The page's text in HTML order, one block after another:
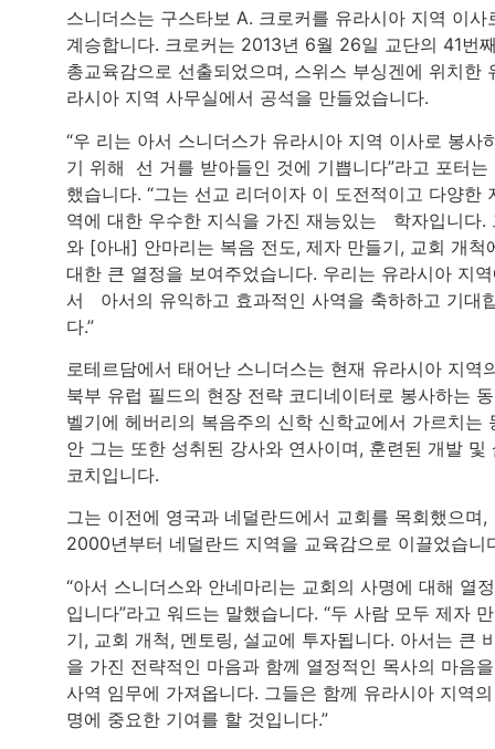
스니더스는 구스타보 A. 크로커를 유라시아 지역 이사
계승합니다. 크로커는 2013년 6월 26일 교단의 41번
총교육감으로 선출되었으며, 스위스 부싱겐에 위치한
라시아 지역 사무실에서 공석을 만들었습니다.
“우 리는 아서 스니더스가 유라시아 지역 이사로 봉사
기 위해 선 거를 받아들인 것에 기쁩니다”라고 포터는
했습니다. “그는 선교 리더이자 이 도전적이고 다양한
역에 대한 우수한 지식을 가진 재능있는 학자입니다.
와 [아내] 안마리는 복음 전도, 제자 만들기, 교회 개척
대한 큰 열정을 보여주었습니다. 우리는 유라시아 지
서 아서의 유익하고 효과적인 사역을 축하하고 기대
다.”
로테르담에서 태어난 스니더스는 현재 유라시아 지역
북부 유럽 필드의 현장 전략 코디네이터로 봉사하는
벨기에 헤버리의 복음주의 신학 신학교에서 가르치는
안 그는 또한 성취된 강사와 연사이며, 훈련된 개발 및
코치입니다.
그는 이전에 영국과 네덜란드에서 교회를 목회했으며,
2000년부터 네덜란드 지역을 교육감으로 이끌었습니
“아서 스니더스와 안네마리는 교회의 사명에 대해 열
입니다”라고 워드는 말했습니다. “두 사람 모두 제자
기, 교회 개척, 멘토링, 설교에 투자됩니다. 아서는 큰
을 가진 전략적인 마음과 함께 열정적인 목사의 마음
사역 임무에 가져옵니다. 그들은 함께 유라시아 지역
명에 중요한 기여를 할 것입니다.”